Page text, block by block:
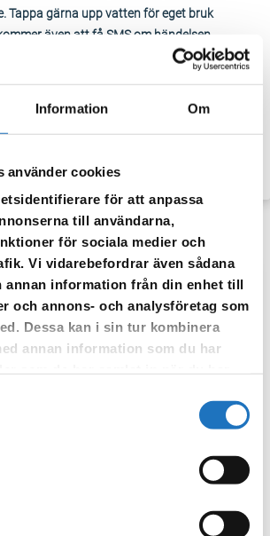
Information Om
använder cookies
för att anpassa
till användarna,
för sociala medier och
Vi vidarebefordrar även sådana
annan information från din enhet till
och annons- och analysföretag som
Dessa kan i sin tur kombinera
annan information som du har
Tappa gärna upp vatten för eget bruk
även att få SMS om händelsen.
planering så beräknas det ta ca 60-90 minuter.
vår sms-tjänst.
vi enbart för att kunna informera dig